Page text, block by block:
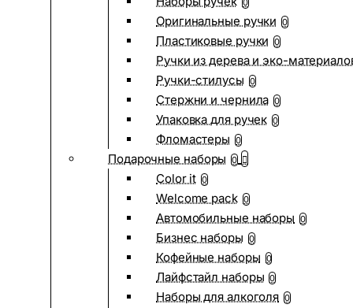
0
Оригинальные ручки 0
Пластиковые ручки 0
Ручки из дерева и эко-
Ручки-стилусы 0
Стержни и чернила 0
Упаковка для ручек 0
Фломастеры 0
Подарочные наборы 0
Color it 0
Welcome pack 0
Автомобильные наборы 0
Бизнес наборы 0
Кофейные наборы 0
Лайфстайл наборы 0
Наборы для алкоголя 0